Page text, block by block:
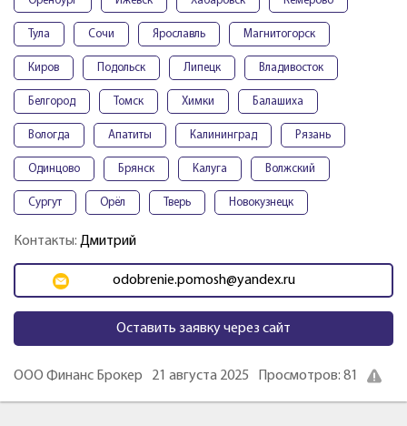
Тула Сочи Ярославль Магнитогорск
Киров Подольск Липецк Владивосток
Белгород Томск Химки Балашиха
Вологда Апатиты Калининград Рязань
Одинцово Брянск Калуга Волжский
Сургут Орёл Тверь Новокузнецк
Контакты: Дмитрий
odobrenie.pomosh@yandex.ru
Оставить заявку через сайт
ООО Финанс Брокер 21 августа 2025 Просмотров: 81